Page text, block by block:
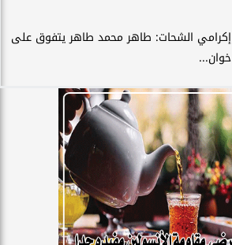
إكرامي الشحات: طاهر محمد طاهر يتفوق على
خوان...